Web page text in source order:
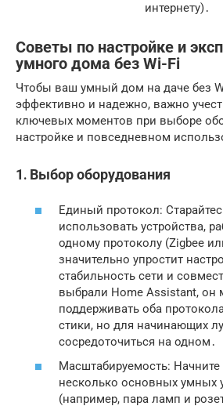
интернету)․
Советы по настройке и
умного дома без Wi-Fi
Чтобы ваш умный дом на даче без
эффективно и надежно, важно
ключевых моментов при выборе
настройке и повседневном
1․ Выбор оборудования
Единый протокол:
использовать устройства,
одному протоколу (Zigbee
значительно упростит
стабильность сети и
выбрали Home Assistant, он
поддерживать оба
стики, но для начинающих
сосредоточиться на одном․
Масштабируемость: Начните
несколько основных умных
(например, пара ламп и